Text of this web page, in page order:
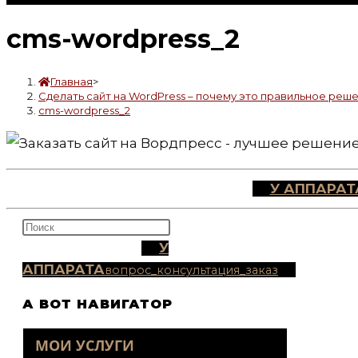
cms-wordpress_2
Главная>
Сделать сайт на WordPress – почему это правильное
cms-wordpress_2
У
Escape,
У
АППАРАТАвопрос_консультация_заказ
А ВОТ НАВИГАТОР
МОИ УСЛУГИ